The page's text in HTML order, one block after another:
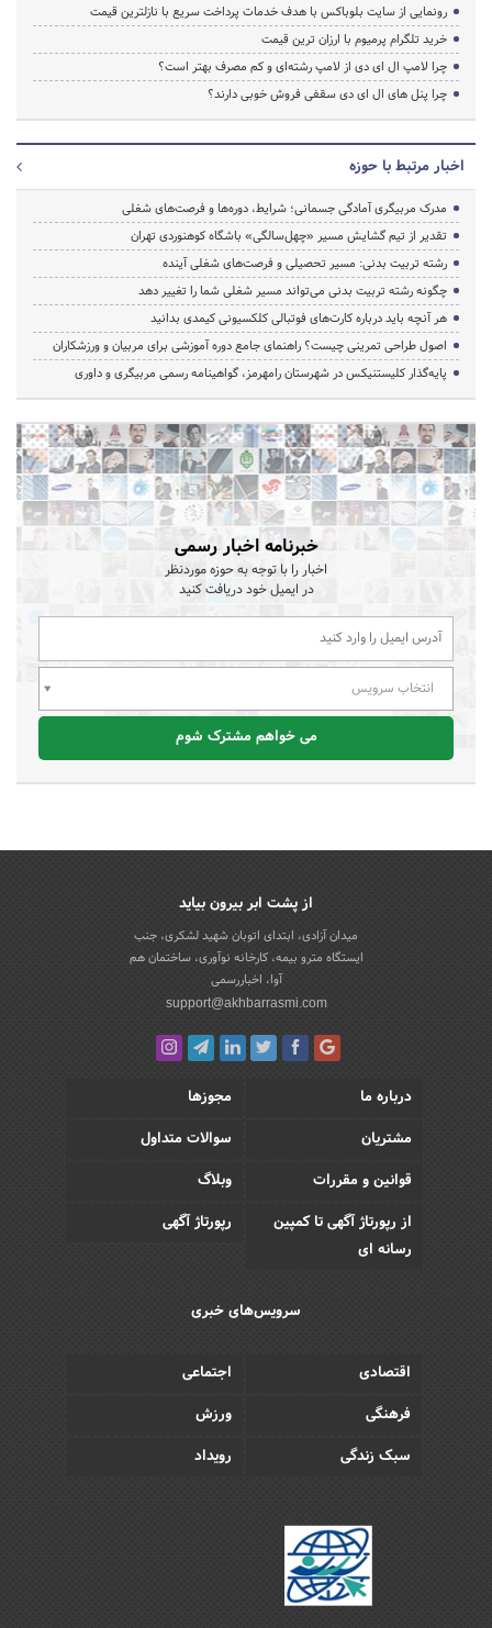
رونمایی از سایت بلوباکس با هدف خدمات پرداخت سریع با نازلترین قیمت
خرید تلگرام پرمیوم با ارزان ترین قیمت
چرا لامپ ال ای دی از لامپ رشته‌ای و کم مصرف بهتر است؟
چرا پنل های ال ای دی سقفی فروش خوبی دارند؟
اخبار مرتبط با حوزه
مدرک مربیگری آمادگی جسمانی؛ شرایط، دوره‌ها و فرصت‌های شغلی
تقدیر از تیم گشایش مسیر «چهل‌سالگی» باشگاه کوهنوردی تهران
رشته تربیت بدنی: مسیر تحصیلی و فرصت‌های شغلی آینده
چگونه رشته تربیت بدنی می‌تواند مسیر شغلی شما را تغییر دهد
هر آنچه باید درباره کارت‌های فوتبالی کلکسیونی کیمدی بدانید
اصول طراحی تمرینی چیست؟ راهنمای جامع دوره آموزشی برای مربیان و ورزشکاران
پایه‌گذار کلیستنیکس در شهرستان رامهرمز، گواهینامه رسمی مربیگری و داوری
خبرنامه اخبار رسمی
اخبار را با توجه به حوزه موردنظر
در ایمیل خود دریافت کنید
انتخاب سرویس
می خواهم مشترک شوم
از پشت ابر بیرون بیاید
میدان آزادی، ابتدای اتوبان شهید لشکری، جنب
ایستگاه مترو بیمه، کارخانه نوآوری، ساختمان هم
آوا، اخباررسمی
support@akhbarrasmi.com
درباره ما
مجوزها
مشتریان
سوالات متداول
قوانین و مقررات
وبلاگ
از رپورتاژ آگهی تا کمپین
رسانه ای
رپورتاژ آگهی
سرویس‌های خبری
اقتصادی
اجتماعی
فرهنگی
ورزش
سبک زندگی
رویداد